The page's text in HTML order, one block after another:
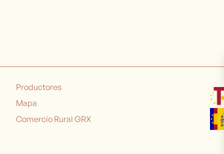
Productores
Mapa
Comercio Rural GRX